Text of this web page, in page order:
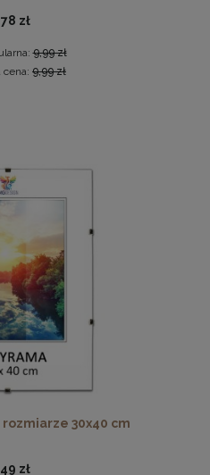
do ramek, obrazów i
kolorze-30x48mm
zł
zł
9,99 zł
cena: 9,99 zł
30x40 cm
zł